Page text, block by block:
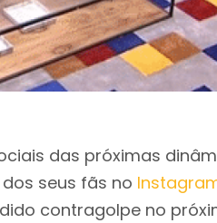
das próximas
seus fãs no
contragolpe no